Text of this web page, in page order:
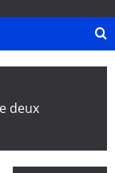
deux